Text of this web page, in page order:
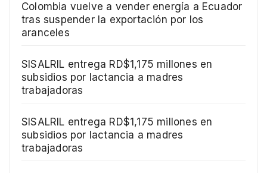
Colombia vuelve a vender energía a Ecuador
tras suspender la exportación por los
aranceles
SISALRIL entrega RD$1,175 millones en
subsidios por lactancia a madres
trabajadoras
SISALRIL entrega RD$1,175 millones en
subsidios por lactancia a madres
trabajadoras